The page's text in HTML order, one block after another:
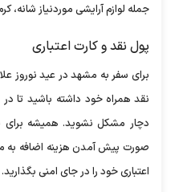
جمله لوازم آرایشی موردنیاز شانه،
پول نقد و کارت اعتباری
برای سفر به مشهد در عید نوروز
نقد همراه خود داشته باشید تا
دچار مشکل نشوید. همیشه برای
صورت پیش آمدن هزینه اضافه به
اعتباری خود را در جای امنی بگذارید.